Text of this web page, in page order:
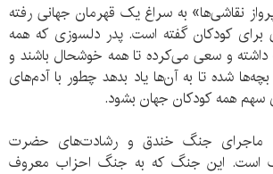
نقاشی‌ها» به سراغ یک قهرمان جهانی رفته
برای کودکان گفته است. پدر دلسوزی که همه
داشته و سعی می‌کرده تا همه خوشحال باشند و
شده تا به آن‌ها یاد بدهد چطور با آدم‌های
سهم همه کودکان جهان بشود.
ماجرای جنگ خندق و رشادت‌های حضرت
است. این جنگ که به جنگ احزاب معروف